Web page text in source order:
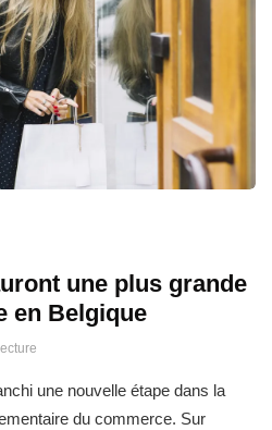
une plus grande
en Belgique
une nouvelle étape dans la
du commerce. Sur